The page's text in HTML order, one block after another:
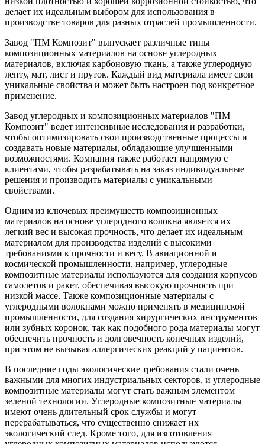
делает их идеальным выбором для использования в
производстве товаров для разных отраслей промышленности.
Завод "ПМ Композит" выпускает различные типы
композиционных материалов на основе углеродных
материалов, включая карбоновую ткань, а также углеродную
ленту, мат, лист и пруток. Каждый вид материала имеет свои
уникальные свойства и может быть настроен под конкретное
применение.
Завод углеродных и композиционных материалов "ПМ
Композит" ведет интенсивные исследования и разработки,
чтобы оптимизировать свои производственные процессы и
создавать новые материалы, обладающие улучшенными
возможностями. Компания также работает напрямую с
клиентами, чтобы разрабатывать на заказ индивидуальные
решения и производить материалы с уникальными
свойствами.
Одним из ключевых преимуществ композиционных
материалов на основе углеродного волокна является их
легкий вес и высокая прочность, что делает их идеальным
материалом для производства изделий с высокими
требованиями к прочности и весу. В авиационной и
космической промышленности, например, углеродные
композитные материалы используются для создания корпусов
самолетов и ракет, обеспечивая высокую прочность при
низкой массе. Также композиционные материалы с
углеродными волокнами можно применять в медицинской
промышленности, для создания хирургических инструментов
или зубных коронок, так как подобного рода материалы могут
обеспечить прочность и долговечность конечных изделий,
при этом не вызывая аллергических реакций у пациентов.
В последние годы экологические требования стали очень
важными для многих индустриальных секторов, и углеродные
композитные материалы могут стать важным элементом
зеленой технологии. Углеродные композитные материалы
имеют очень длительный срок службы и могут
перерабатываться, что существенно снижает их
экологический след. Кроме того, для изготовления